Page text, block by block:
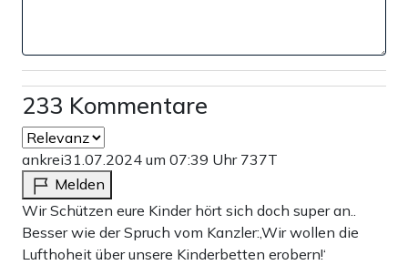
233 Kommentare
ankrei31.07.2024 um 07:39 Uhr 737T
Melden
Wir Schützen eure Kinder hört sich doch super an..
Besser wie der Spruch vom Kanzler:‚Wir wollen die
Lufthoheit über unsere Kinderbetten erobern!‘